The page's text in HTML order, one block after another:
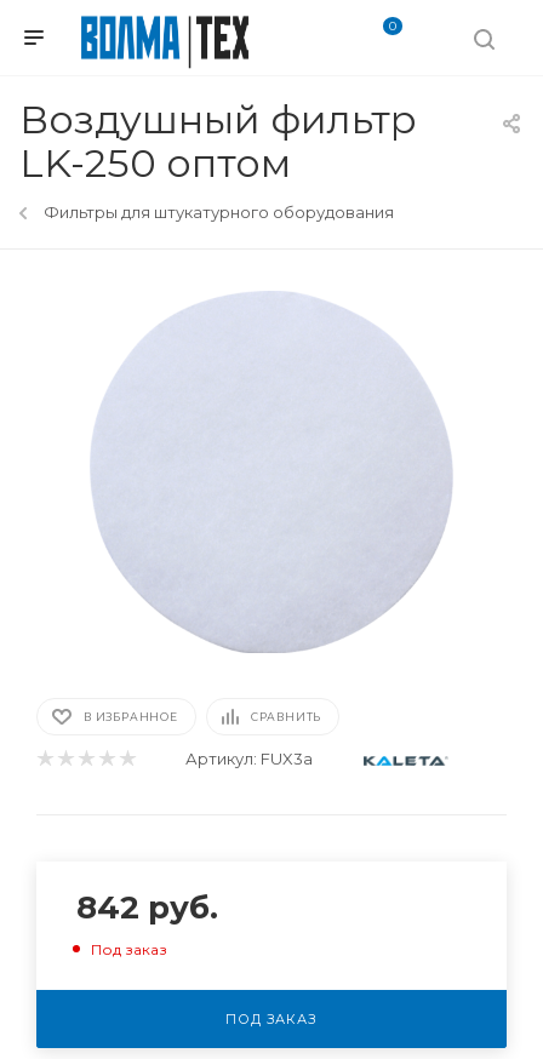
0
Воздушный фильтр
LK-250 оптом
Фильтры для штукатурного оборудования
В ИЗБРАННОЕ СРАВНИТЬ
Артикул: FUX3a
842 руб.
Под заказ
ПОД ЗАКАЗ